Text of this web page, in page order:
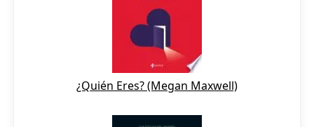
¿Quién Eres? (Megan Maxwell)